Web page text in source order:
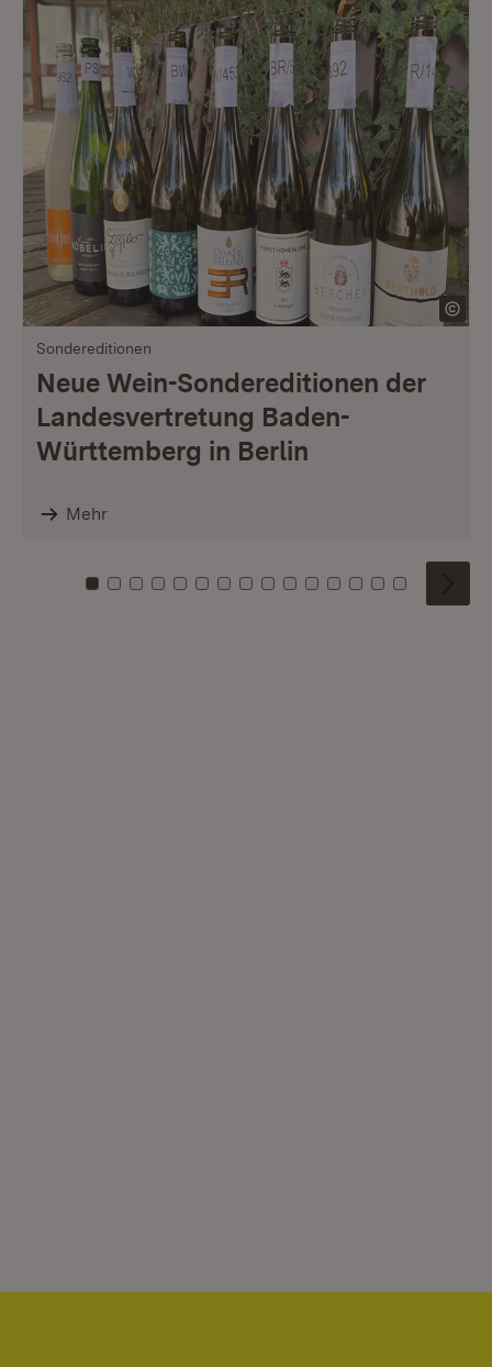
Sondereditionen
Neue Wein-Sondereditionen der
Landesvertretung Baden-
Württemberg in Berlin
Mehr
Zu Kachel: 0
Zu Kachel: 1
Zu Kachel: 2
Zu Kachel: 3
Zu Kachel: 4
Zu Kachel: 5
Zu Kachel: 6
Zu Kachel: 7
Zu Kachel: 8
Zu Kachel: 9
Zu Kachel: 10
Zu Kachel: 11
Zu Kachel: 12
Zu Kachel:
Zu